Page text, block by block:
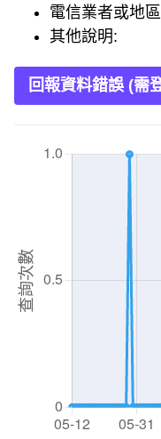
電信業者或地
其他說明:
回報資料錯誤 (需